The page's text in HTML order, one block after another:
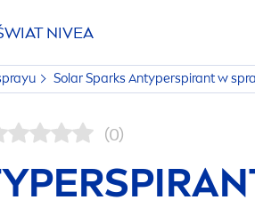
NIVEA
Solar Sparks Antyperspirant w
(0)